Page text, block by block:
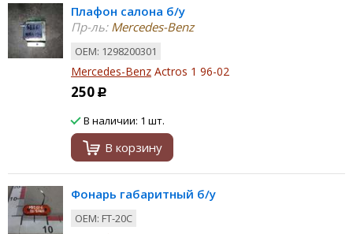
Плафон салона б/у
Пр-ль:Mercedes-Benz
ОЕМ: 1298200301
Mercedes-Benz Actros 1 96-02
250 Р
В наличии: 1 шт.
В корзину
Фонарь габаритный б/у
ОЕМ: FT-20C